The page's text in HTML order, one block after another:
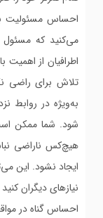
احساس مسئولیت
می‌کنید که
اطرافیان از اهمیت
تلاش برای راضی
به‌ویژه در روابط
شود. شما ممکن
هیچ‌کس ناراضی
ایجاد نشود. این
نیازهای دیگران
احساس گناه در